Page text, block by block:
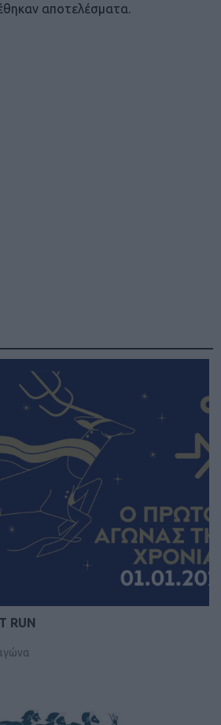
αποτελέσματα.
RUN